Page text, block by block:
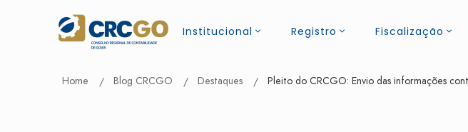
Institucional Registro Fiscalização
Home Blog CRCGO Destaques Pleito do CRCGO: Envio das informações